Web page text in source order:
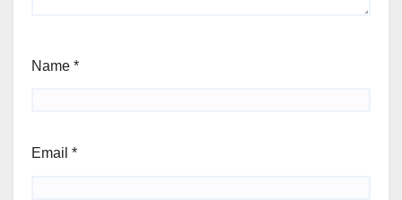
Name *
Email *